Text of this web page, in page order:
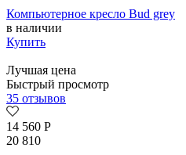
Компьютерное кресло Bud grey
в наличии
Купить
Лучшая цена
Быстрый просмотр
35 отзывов
14 560 Р
20 810